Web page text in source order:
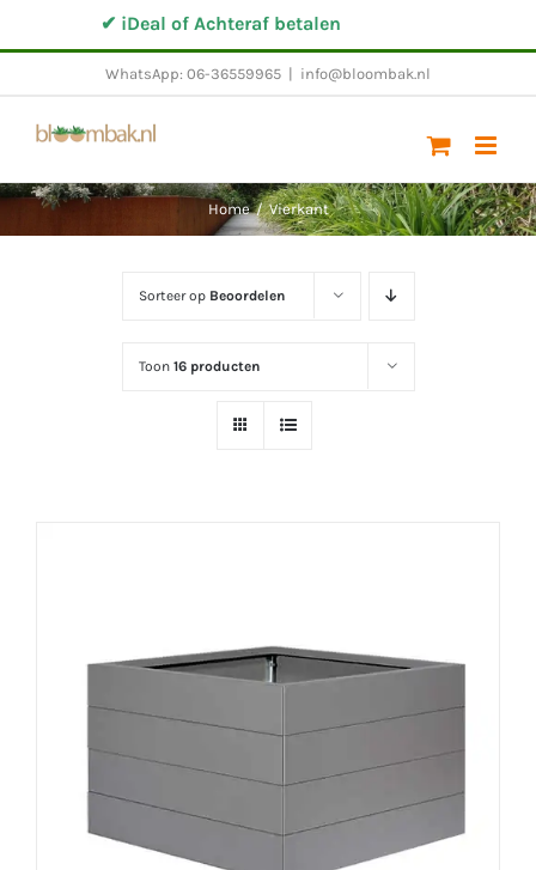
naar
✔ iDeal of Achteraf betalen
WhatsApp: 06-36559965 info@bloombak.nl
Home / Vierkant
Sorteer op Beoordelen
Toon 16 producten